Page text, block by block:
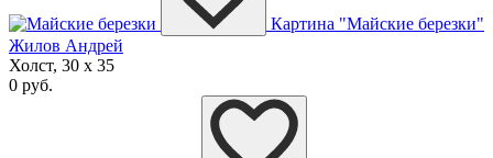
Картина "Майские березки"
Жилов Андрей
Холст, 30 x 35
0 руб.